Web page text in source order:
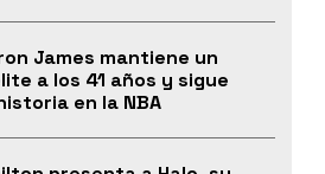
James mantiene un
a los 41 años y sigue
en la NBA